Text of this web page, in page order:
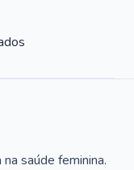
saúde feminina.